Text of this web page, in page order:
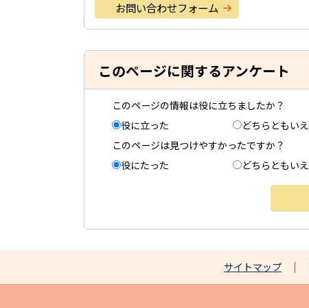
お問い合わせフォーム
このページに関するアンケート
このページの情報は役に立ちましたか？
役に立った
どちらともい
このページは見つけやすかったですか？
役にたった
どちらともい
サイトマップ